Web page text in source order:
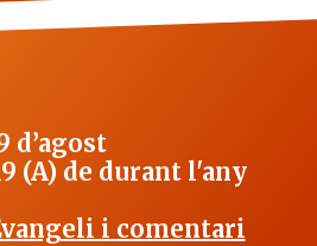
d’agost
(A) de durant l'any
i comentari